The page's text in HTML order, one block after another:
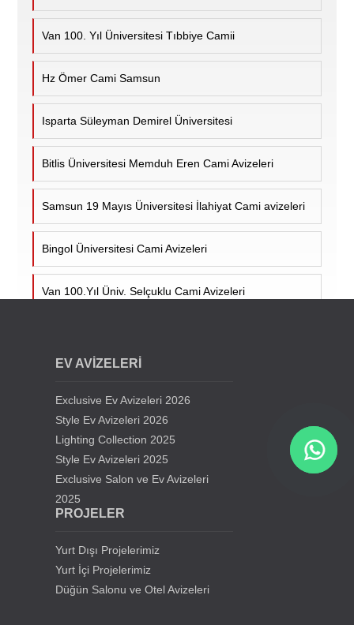
Van 100. Yıl Üniversitesi Tıbbiye Camii
Hz Ömer Cami Samsun
Isparta Süleyman Demirel Üniversitesi
Bitlis Üniversitesi Memduh Eren Cami Avizeleri
Samsun 19 Mayıs Üniversitesi İlahiyat Cami avizeleri
Bingol Üniversitesi Cami Avizeleri
Van 100.Yıl Üniv. Selçuklu Cami Avizeleri
Kıbrıs Lefkoşa Hala Sultan Cami Avizeleri
Samsun Gürbüz Cami Avize Projesi
İstanbul Beylikdüzü Mevlana Cami Avize Projesi
Kahramanmaraş Medine Cami Avizesi
Mersin Mezitli Cami Avize Projesi
EV AVİZELERİ
Exclusive Ev Avizeleri 2026
Style Ev Avizeleri 2026
Lighting Collection 2025
Style Ev Avizeleri 2025
Exclusive Salon ve Ev Avizeleri
2025
PROJELER
Yurt Dışı Projelerimiz
Yurt İçi Projelerimiz
Düğün Salonu ve Otel Avizeleri